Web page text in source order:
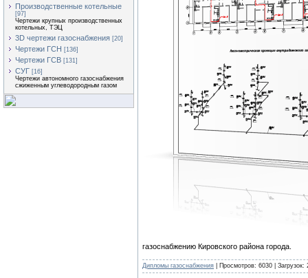
Производственные котельные
[97]
Чертежи крупных производственных
котельных, ТЭЦ
3D чертежи газоснабжения [20]
Чертежи ГСН [136]
Чертежи ГСВ [131]
СУГ [16]
Чертежи автономного газоснабжения
сжиженным углеводородным газом
газоснабжению Кировского района города.
Дипломы газоснабжения | Просмотров: 6030 |